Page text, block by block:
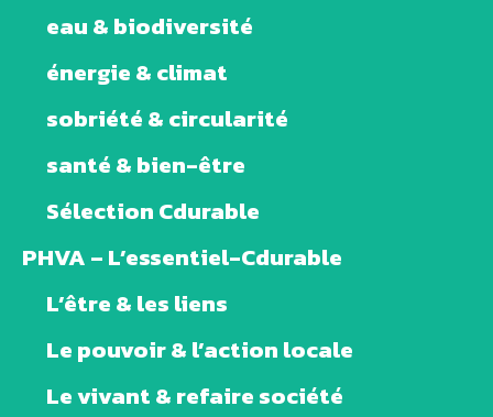
eau & biodiversité
énergie & climat
sobriété & circularité
santé & bien-être
Sélection Cdurable
PHVA – L’essentiel-Cdurable
L’être & les liens
Le pouvoir & l’action locale
Le vivant & refaire société